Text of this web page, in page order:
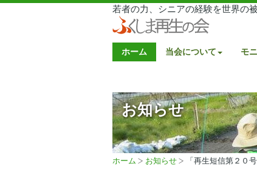
若者の力、シニアの経験を世界の
ホーム 当会について モ
お知らせ
ホーム お知らせ 「再生短信第２０